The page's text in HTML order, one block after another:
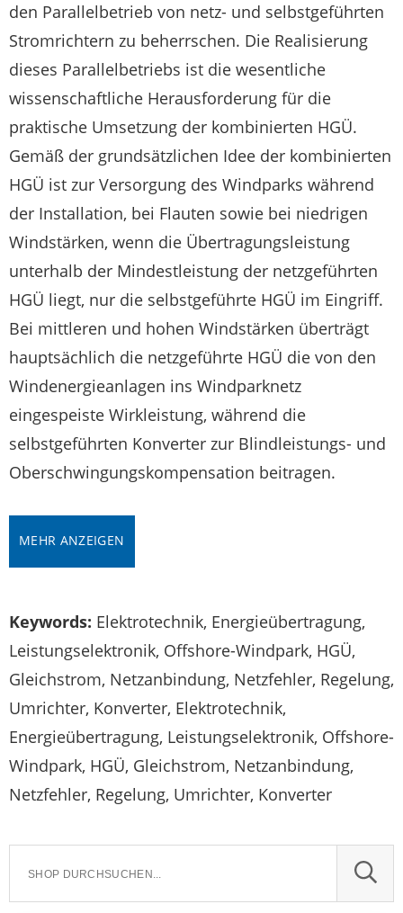
den Parallelbetrieb von netz- und selbstgeführten
Stromrichtern zu beherrschen. Die Realisierung
dieses Parallelbetriebs ist die wesentliche
wissenschaftliche Herausforderung für die
praktische Umsetzung der kombinierten HGÜ.
Gemäß der grundsätzlichen Idee der kombinierten
HGÜ ist zur Versorgung des Windparks während
der Installation, bei Flauten sowie bei niedrigen
Windstärken, wenn die Übertragungsleistung
unterhalb der Mindestleistung der netzgeführten
HGÜ liegt, nur die selbstgeführte HGÜ im Eingriff.
Bei mittleren und hohen Windstärken überträgt
hauptsächlich die netzgeführte HGÜ die von den
Windenergieanlagen ins Windparknetz
eingespeiste Wirkleistung, während die
selbstgeführten Konverter zur Blindleistungs- und
Oberschwingungskompensation beitragen.
MEHR ANZEIGEN
Keywords: Elektrotechnik, Energieübertragung,
Leistungselektronik, Offshore-Windpark, HGÜ,
Gleichstrom, Netzanbindung, Netzfehler, Regelung,
Umrichter, Konverter, Elektrotechnik,
Energieübertragung, Leistungselektronik, Offshore-
Windpark, HGÜ, Gleichstrom, Netzanbindung,
Netzfehler, Regelung, Umrichter, Konverter